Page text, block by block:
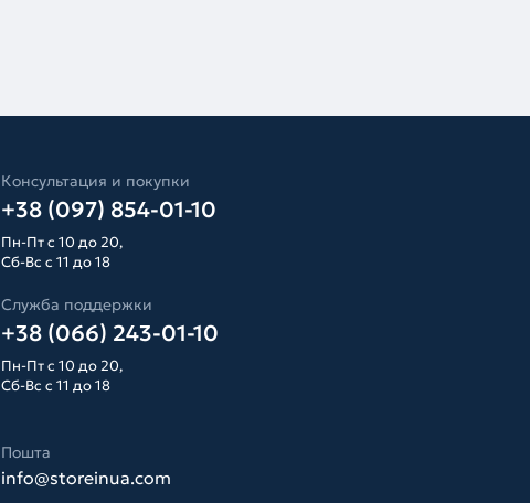
Консультация и покупки
+38 (097) 854-01-10
Пн-Пт с 10 до 20,
Сб-Вс с 11 до 18
Служба поддержки
+38 (066) 243-01-10
Пн-Пт с 10 до 20,
Сб-Вс с 11 до 18
Пошта
info@storeinua.com